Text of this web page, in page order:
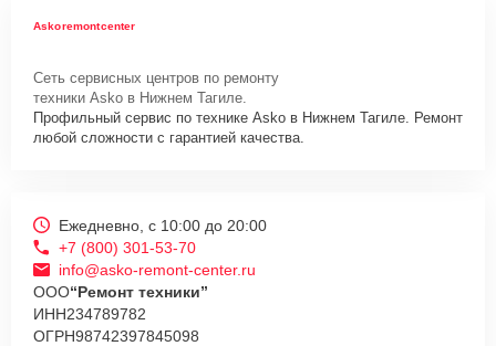
Askoremontcenter
Сеть сервисных центров по ремонту
техники Asko в Нижнем Тагиле.
Профильный сервис по технике Asko в Нижнем Тагиле. Ремонт
любой сложности с гарантией качества.
Ежедневно, с 10:00 до 20:00
+7 (800) 301-53-70
info@asko-remont-center.ru
ООО“Ремонт техники”
ИНН234789782
ОГРН98742397845098